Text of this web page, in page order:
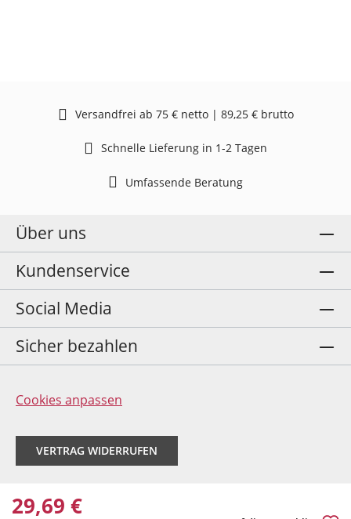
29,69 €
Versandfrei ab 75 € netto | 89,25 € brutto
Schnelle Lieferung in 1-2 Tagen
Umfassende Beratung
Über uns
Kundenservice
Social Media
Sicher bezahlen
Cookies anpassen
VERTRAG WIDERRUFEN